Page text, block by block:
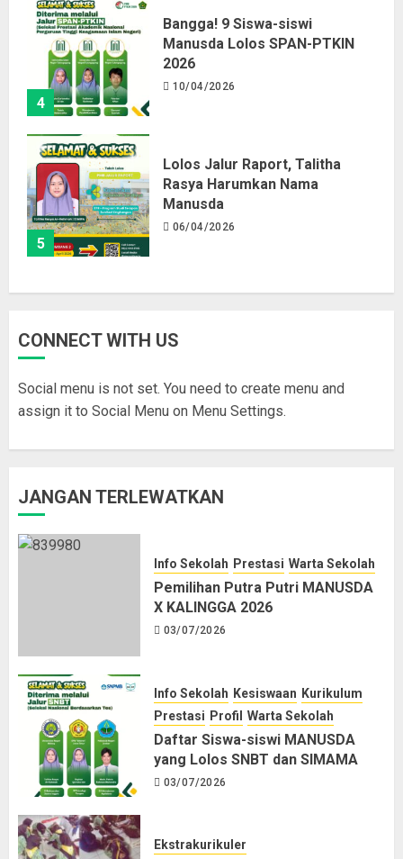
4
Bangga! 9 Siswa-siswi
Manusda Lolos SPAN-PTKIN
2026
10/04/2026
5
Lolos Jalur Raport, Talitha
Rasya Harumkan Nama
Manusda
06/04/2026
CONNECT WITH US
Social menu is not set. You need to create menu and
assign it to Social Menu on Menu Settings.
JANGAN TERLEWATKAN
Info Sekolah Prestasi Warta Sekolah
Pemilihan Putra Putri MANUSDA
X KALINGGA 2026
03/07/2026
Info Sekolah Kesiswaan Kurikulum
Prestasi Profil Warta Sekolah
Daftar Siswa-siswi MANUSDA
yang Lolos SNBT dan SIMAMA
03/07/2026
Ekstrakurikuler